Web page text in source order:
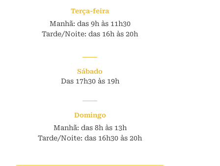
Terça-feira
Manhã: das 9h às 11h30
Tarde/Noite: das 16h às 20h
Sábado
Das 17h30 às 19h
Domingo
Manhã: das 8h às 13h
Tarde/Noite: das 16h30 às 20h